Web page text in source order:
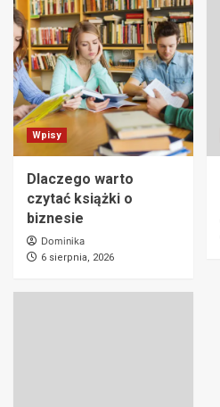
Wpisy
Dlaczego warto
czytać książki o
biznesie
Dominika
6 sierpnia, 2026